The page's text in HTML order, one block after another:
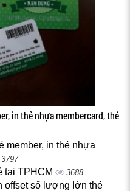
in thẻ nhựa membercard, thẻ
member, in thẻ nhựa
3797
tại TPHCM 3688
offset số lượng lớn thẻ